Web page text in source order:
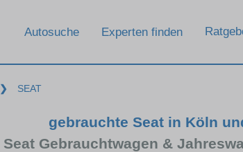
Autosuche Experten finden
❯ SEAT
gebrauchte Seat in Köln
Seat Gebrauchtwagen &